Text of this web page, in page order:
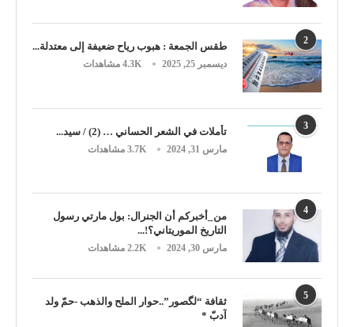
2 طقس الجمعة : هبوب رياح ضعيفة إلى معتدلة...
ديسمبر 25, 2025 4.3K مشاهدات
3 تأملات في الشعر الحساني … (2) / سيد...
مارس 31, 2024 3.7K مشاهدات
4
من_أخبركم أن الجنرال: بول مارتي رسول
التاريخ الموريتاني؟!...
مارس 30, 2024 2.2K مشاهدات
5
ثقافة “لگصور”..حوار الملح والذهب -حمّ ولد
آدبّ *